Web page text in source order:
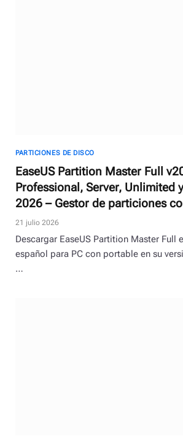
PARTICIONES DE DISCO
EaseUS Partition Master Full
Professional, Server, Unlimited
2026 – Gestor de particiones
21 julio 2026
Descargar EaseUS Partition Master Full
español para PC con portable en su
…